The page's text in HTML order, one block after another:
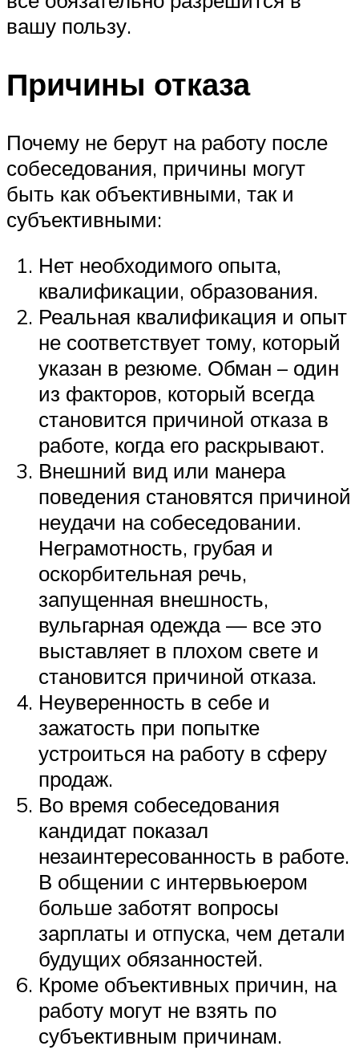
вашу пользу.
Причины отказа
Почему не берут на работу после
собеседования, причины могут
быть как объективными, так и
субъективными:
Нет необходимого опыта,
квалификации, образования.
Реальная квалификация и опыт
не соответствует тому, который
указан в резюме. Обман – один
из факторов, который всегда
становится причиной отказа в
работе, когда его раскрывают.
Внешний вид или манера
поведения становятся причиной
неудачи на собеседовании.
Неграмотность, грубая и
оскорбительная речь,
запущенная внешность,
вульгарная одежда — все это
выставляет в плохом свете и
становится причиной отказа.
Неуверенность в себе и
зажатость при попытке
устроиться на работу в сферу
продаж.
Во время собеседования
кандидат показал
незаинтересованность в работе.
В общении с интервьюером
больше заботят вопросы
зарплаты и отпуска, чем детали
будущих обязанностей.
Кроме объективных причин, на
работу могут не взять по
субъективным причинам.